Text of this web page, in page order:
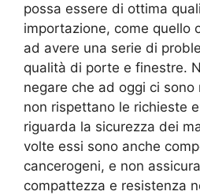
possa essere di ottima
importazione, come quello
ad avere una serie di
qualità di porte e finestre.
negare che ad oggi ci
non rispettano le richieste
riguarda la sicurezza dei
volte essi sono anche
cancerogeni, e non
compattezza e resistenza